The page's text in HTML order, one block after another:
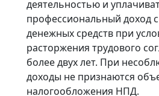
деятельностью и
профессиональный доход
денежных средств при
расторжения трудового
более двух лет. При
доходы не признаются
налогообложения НПД.